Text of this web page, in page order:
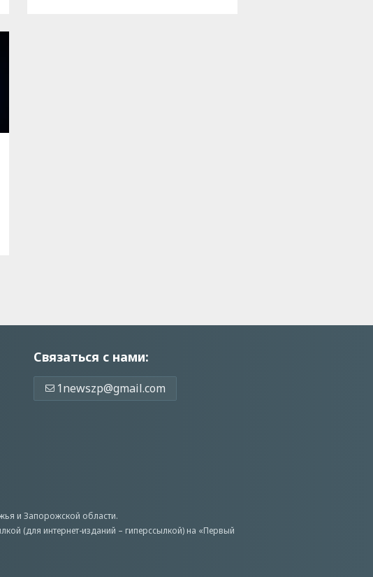
Связаться с нами:
1newszp@gmail.com
и Запорожской области.
(для интернет-изданий – гиперссылкой) на «Первый